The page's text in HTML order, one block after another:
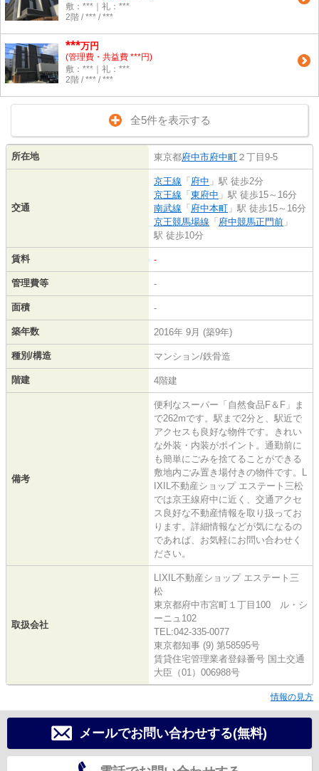
敷：***｜礼：***
2階 / *** / ***
***万円
(管理費・共益費 ***円)
敷：***｜礼：***
2階 / *** / ***
全5件を表示する
所在地 東京都府中市府中町 ２丁目9-5
交通
京王線 「 府中 」駅 徒歩2分
京王線 「 東府中 」駅 徒歩15～16分
南武線 「 府中本町 」駅 徒歩15～16分
京王競馬場線 「 府中競馬正門前 」
駅 徒歩10分
賃料 -
管理費等 -
面積 -
築年数 2016年 9月 (築9年)
種別/構造 マンション/鉄骨造
階建 4階建
備考
便利なスーパー「自然食品F＆F」ま
で262mです。駅まで2分と、駅近で
アクセスも良好な物件です。きれい
な外装・内装がポイント。通勤前に
も簡単にごみを捨てることができる
敷地内ごみ置き場付きの物件です。L
IXIL不動産ショップ エステート三松
では京王線府中に近く、交通アクセ
ス良好な不動産情報を取り扱ってお
ります。詳細情報などが気になるの
であれば、お気軽にお問い合わせく
ださい。
取扱会社
LIXIL不動産ショップ エステート三
松
東京都府中市宮町１丁目100 ル・シ
ーニュ102
TEL:042-335-0077
東京都知事 (9) 第58595号
賃貸住宅管理業者登録番号 国土交通
大臣（01）006988号
情報の見方
メールでお問い合わせする(無料)